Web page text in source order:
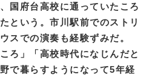
国府台高校に通っていたころ
という。市川駅前でのストリ
スでの演奏も経験ずみだ。
ろ」「高校時代になじんだと
で暮らすようになって5年経